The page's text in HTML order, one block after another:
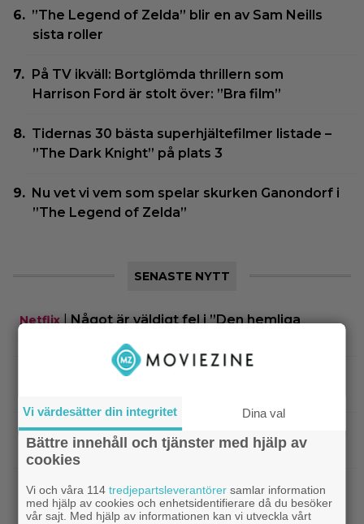
”The Legend of Zelda” blir en av Sam Neills
sista roller
På TV ikväll: Bortglömda thrillern som
Harrison Ford är stolt över: ”Bra film”
Tidernas 30 bästa superhjältefilmer listade –
”The Dark Knight” på plats 3
Nu vet vi vem som spelar skurken Ganondorf i
”The Legend of Zelda”
SENASTE NYTT
Netflix
Något är väldigt fel i ”Den hemliga
|Regissören flyr nästa ”Jurassic
Bioaktuellt|Vilhelm Blomgren om otroheten i
nya komedin: ”Pirret av det förbjudna”
Bruce Willis|Ikväll på tv: ”Die Hard”-filmen som
Bruce Willis tyckte var bättre än 1:an
Vi värdesätter din integritet Dina val
Bättre innehåll och tjänster med hjälp av
cookies
Vi och våra 114tredjepartsleverantörer samlar information
med hjälp av cookies och enhetsidentifierare då du besöker
vår sajt. Med hjälp av informationen kan vi utveckla vårt